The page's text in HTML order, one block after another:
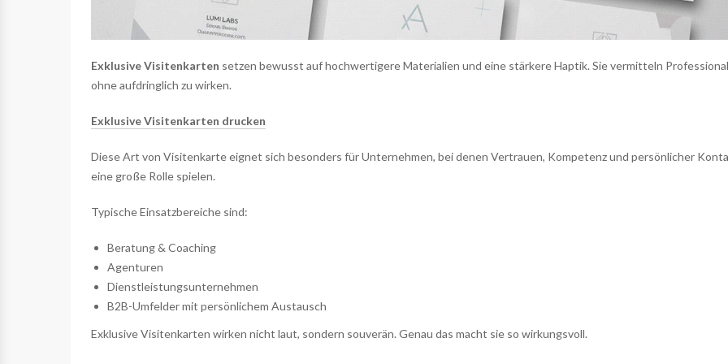
Exklusive Visitenkarten setzen bewusst auf hochwertigere Materialien und eine stärkere Haptik. Sie vermitteln
ohne aufdringlich zu wirken.
Exklusive Visitenkarten drucken
Diese Art von Visitenkarte eignet sich besonders für Unternehmen, bei denen Vertrauen, Kompetenz und persönlicher
eine große Rolle spielen.
Typische Einsatzbereiche sind:
Beratung & Coaching
Agenturen
Dienstleistungsunternehmen
B2B-Umfelder mit persönlichem Austausch
Exklusive Visitenkarten wirken nicht laut, sondern souverän. Genau das macht sie so wirkungsvoll.